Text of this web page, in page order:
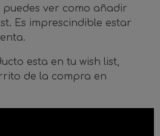
puedes ver como añadir
Es imprescindible estar
esta en tu wish list,
de la compra en